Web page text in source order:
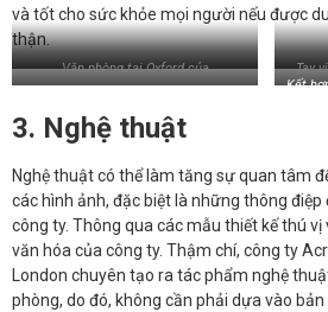
và tốt cho sức khỏe mọi người nếu được
thận.
Văn phòng tại Oxford của
British Gas
Tay
Một trang trại đô thị tại văn phòng ở
Tokyo của Pasona
Kết
3. Nghệ thuật
Nghệ thuật có thể làm tăng sự quan tâm
các hình ảnh, đặc biệt là những thông
công ty. Thông qua các mẫu thiết kế thú
văn hóa của công ty. Thậm chí, công ty
London chuyên tạo ra tác phẩm nghệ
phòng, do đó, không cần phải dựa vào